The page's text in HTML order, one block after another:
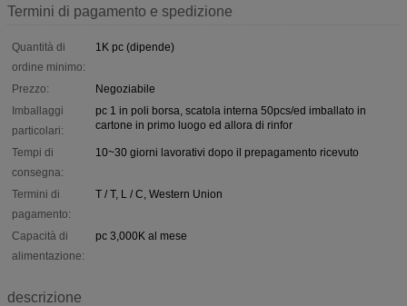
Termini di pagamento e spedizione
Quantità di
ordine minimo:
1K pc (dipende)
Prezzo:
Negoziabile
Imballaggi
particolari:
pc 1 in poli borsa, scatola interna 50pcs/ed imballato in
cartone in primo luogo ed allora di rinfor
Tempi di
consegna:
10~30 giorni lavorativi dopo il prepagamento ricevuto
Termini di
pagamento:
T / T, L / C, Western Union
Capacità di
alimentazione:
pc 3,000K al mese
descrizione